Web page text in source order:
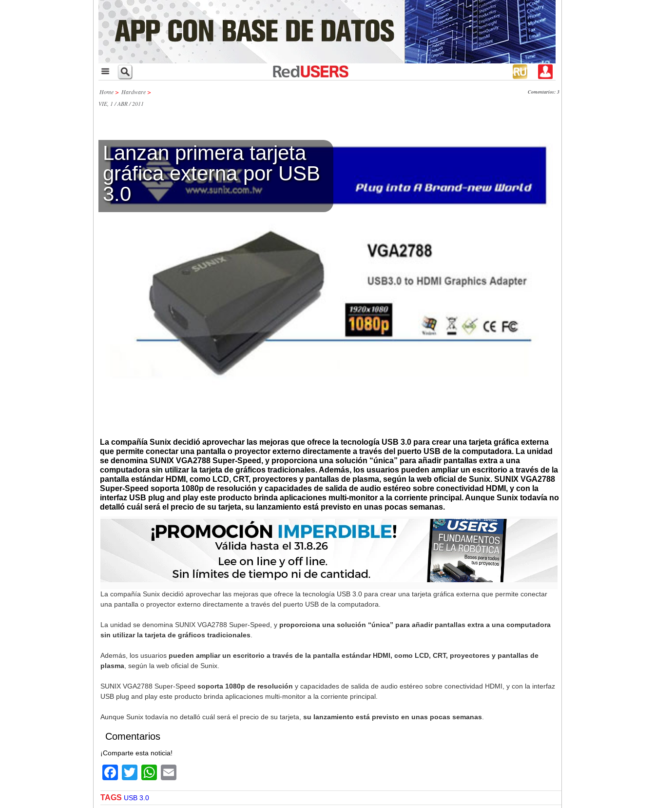
Home> Hardware> Comentarios: 3
VIE, 1 / ABR / 2011
Lanzan primera tarjeta
gráfica externa por USB
3.0
La compañía Sunix decidió aprovechar las mejoras que ofrece la tecnología USB 3.0 para crear una tarjeta gráfica externa
que permite conectar una pantalla o proyector externo directamente a través del puerto USB de la computadora. La unidad
se denomina SUNIX VGA2788 Super-Speed, y proporciona una solución “única” para añadir pantallas extra a una
computadora sin utilizar la tarjeta de gráficos tradicionales. Además, los usuarios pueden ampliar un escritorio a través de la
pantalla estándar HDMI, como LCD, CRT, proyectores y pantallas de plasma, según la web oficial de Sunix. SUNIX VGA2788
Super-Speed soporta 1080p de resolución y capacidades de salida de audio estéreo sobre conectividad HDMI, y con la
interfaz USB plug and play este producto brinda aplicaciones multi-monitor a la corriente principal. Aunque Sunix todavía no
detalló cuál será el precio de su tarjeta, su lanzamiento está previsto en unas pocas semanas.
La compañía Sunix decidió aprovechar las mejoras que ofrece la tecnología USB 3.0 para crear una tarjeta gráfica externa que permite conectar
una pantalla o proyector externo directamente a través del puerto USB de la computadora.
La unidad se denomina SUNIX VGA2788 Super-Speed, y proporciona una solución “única” para añadir pantallas extra a una computadora
sin utilizar la tarjeta de gráficos tradicionales
Además, los usuarios pueden ampliar un escritorio a través de la pantalla estándar HDMI, como LCD, CRT, proyectores y pantallas de
plasma , según la web oficial de Sunix.
SUNIX VGA2788 Super-Speed soporta 1080p de resolución y capacidades de salida de audio estéreo sobre conectividad HDMI, y con la interfaz
USB plug and play este producto brinda aplicaciones multi-monitor a la corriente principal.
Aunque Sunix todavía no detalló cuál será el precio de su tarjeta, su lanzamiento está previsto en unas pocas semanas
Comentarios
¡Comparte esta noticia!
Facebook
TwitterWhatsApp
TAGS USB 3.0